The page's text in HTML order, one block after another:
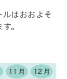
はおおよそ
。